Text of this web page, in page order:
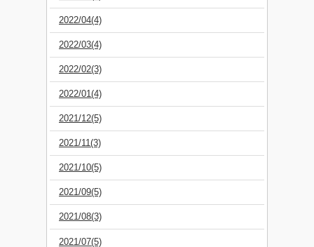
2022/04(4)
2022/03(4)
2022/02(3)
2022/01(4)
2021/12(5)
2021/11(3)
2021/10(5)
2021/09(5)
2021/08(3)
2021/07(5)